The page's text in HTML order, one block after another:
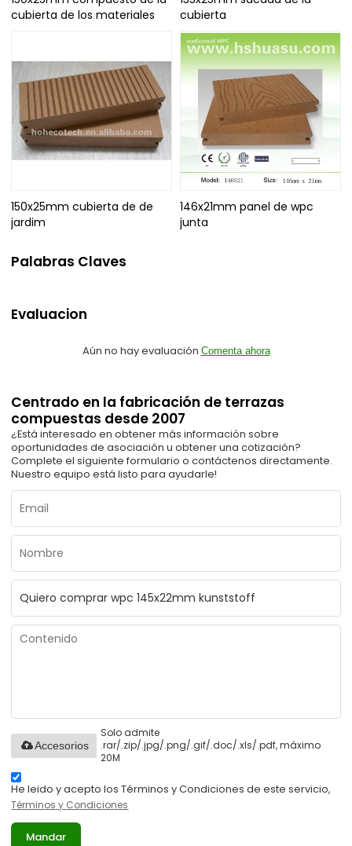
cubierta de los materiales
cubierta
150x25mm cubierta de de
jardim
146x21mm panel de wpc
junta
Palabras Claves
Evaluacion
Aún no hay evaluación Comenta ahora
Centrado en la fabricación de terrazas
compuestas desde 2007
¿Está interesado en obtener más información sobre
oportunidades de asociación u obtener una cotización?
Complete el siguiente formulario o contáctenos directamente.
Nuestro equipo está listo para ayudarle!
Solo admite
.rar/.zip/.jpg/.png/.gif/.doc/.xls/.pdf, máximo
20M
Accesorios
He leido y acepto los Términos y Condiciones de este servicio,
Términos y Condiciones
Mandar